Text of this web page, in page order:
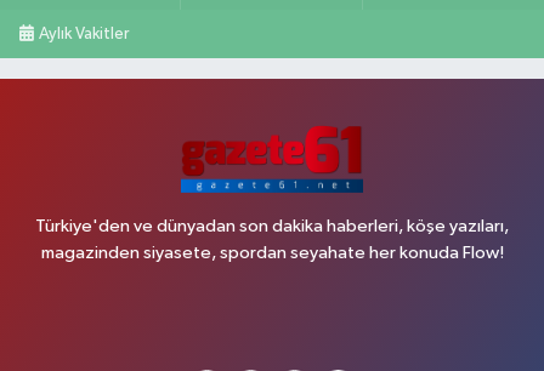
Aylık Vakitler
Türkiye'den ve dünyadan son dakika haberleri, köşe yazıları,
magazinden siyasete, spordan seyahate her konuda Flow!